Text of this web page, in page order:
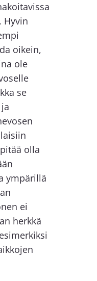
Hyvin
oikein,
ole
se
olla
ympärillä
ei
herkkä